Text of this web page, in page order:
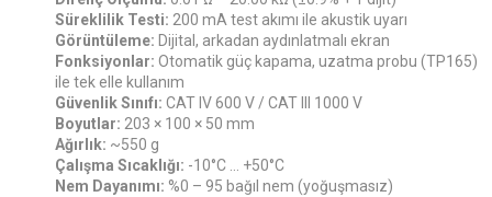
Süreklilik Testi: 200 mA test akımı ile akustik uyarı
Görüntüleme: Dijital, arkadan aydınlatmalı ekran
Fonksiyonlar: Otomatik güç kapama, uzatma probu (TP165)
ile tek elle kullanım
Güvenlik Sınıfı: CAT IV 600 V / CAT III 1000 V
Boyutlar: 203 × 100 × 50 mm
Ağırlık: ~550 g
Çalışma Sıcaklığı: -10°C … +50°C
Nem Dayanımı: %0 – 95 bağıl nem (yoğuşmasız)